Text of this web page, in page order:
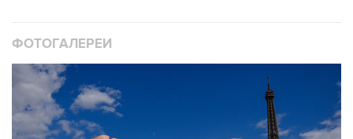
ФОТОГАЛЕРЕИ